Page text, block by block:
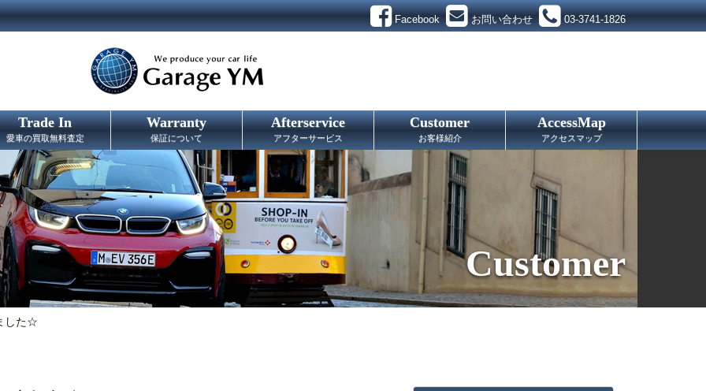
Facebook お問い合わせ 03-3741-1826
Trade In
愛車の買取無料査定
Warranty
保証について
Afterservice
アフターサービス
Customer
お客様紹介
AccessMap
アクセスマップ
Customer
した☆